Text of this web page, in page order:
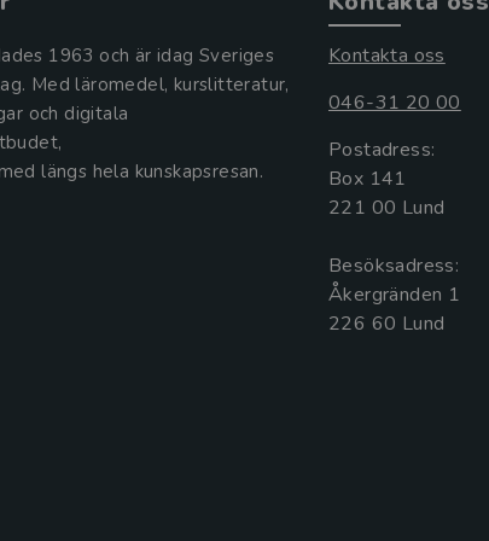
1963 och är idag Sveriges
Med läromedel, kurslitteratur,
och digitala
längs hela kunskapsresan.
Kontakta oss
046-31 20 00
Postadress:
Box 141
221 00 Lund
Besöksadress:
Åkergränden 1